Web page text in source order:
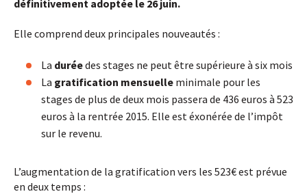
définitivement adoptée le 26 juin.
Elle comprend deux principales nouveautés :
La duréedes stages ne peut être supérieure à six mois
La gratification mensuelle minimale pour les
stages de plus de deux mois passera de 436 euros à 523
euros à la rentrée 2015. Elle est éxonérée de l’impôt
sur le revenu.
L’augmentation de la gratification vers les 523€ est prévue
en deux temps :